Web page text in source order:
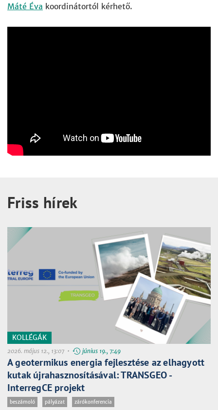
Máté Éva koordinátortól kérhető.
Friss hírek
KOLLÉGÁK
2026. május 12., 13:07 • június 19., 7:49
A geotermikus energia fejlesztése az elhagyott
kutak újrahasznosításával: TRANSGEO -
InterregCE projekt
beszámoló pályázat zárókonferencia